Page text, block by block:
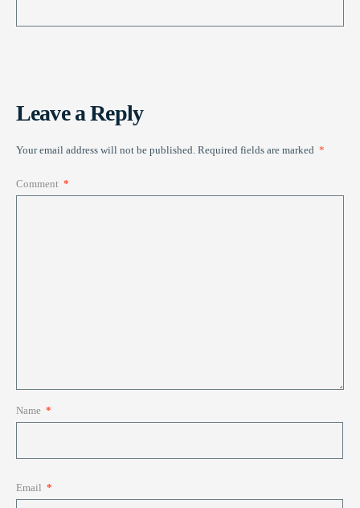
Leave a Reply
Your email address will not be published. Required fields are marked *
Comment *
Name *
Email *